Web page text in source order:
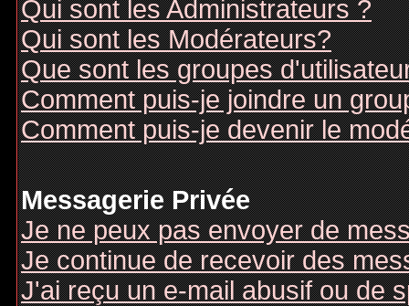
Qui sont les Administrateurs ?
Qui sont les Modérateurs?
Que sont les groupes
Comment puis-je joindre un
Comment puis-je devenir le
Messagerie Privée
Je ne peux pas envoyer de
Je continue de recevoir des
J'ai reçu un e-mail abusif ou de